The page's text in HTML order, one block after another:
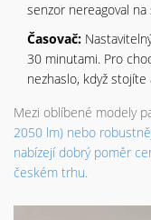
senzor nereagoval
Časovač:
30 minutami. Pro
nezhaslo, když
Mezi oblíbené modely
2050 lm) nebo
nabízejí dobrý poměr
českém trhu.